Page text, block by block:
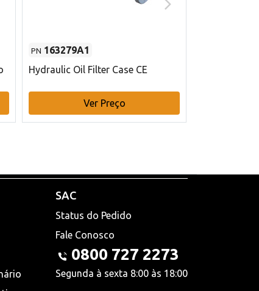
PN 163279A1
Hydraulic Oil Filter Case CE
Ver Preço
SAC
Status do Pedido
Fale Conosco
0800 727 2273
Segunda à sexta 8:00 às 18:00